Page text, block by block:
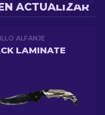
ACTUALIZAR
ALFANJE
LAMINATE